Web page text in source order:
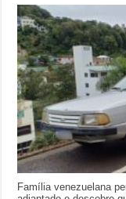
Família venezuelana